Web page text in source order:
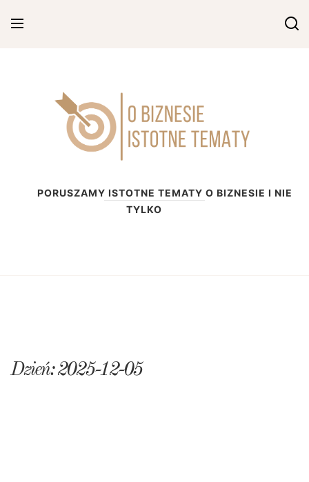
O biznesie
PORUSZAMY ISTOTNE TEMATY O BIZNESIE I NIE
TYLKO
Dzień:2025-12-05